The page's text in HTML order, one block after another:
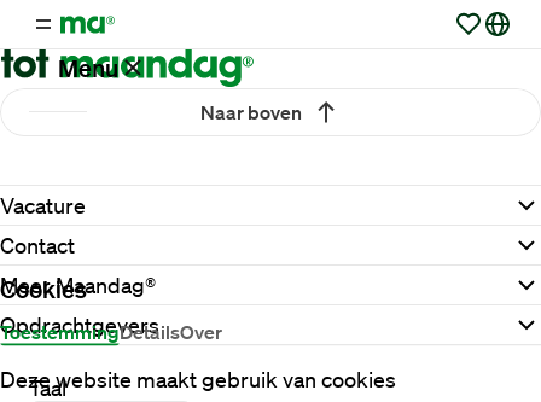
Menu
Werken
via
Maandag®
Opdrachtgevers
Cookies
ToestemmingDetailsOver
Deze website maakt gebruik van cookies
Naar boven
Vacature
Contact
Meer Maandag®
Opdrachtgevers
Taal